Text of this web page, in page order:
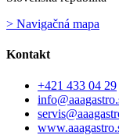
> Navigačná mapa
Kontakt
+421 433 04 29